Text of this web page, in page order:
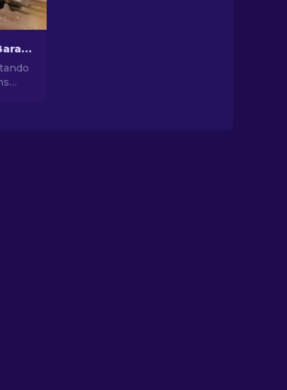
Melhores Skins Baratas de AWP no CS2 Abaixo de $10 [2026]